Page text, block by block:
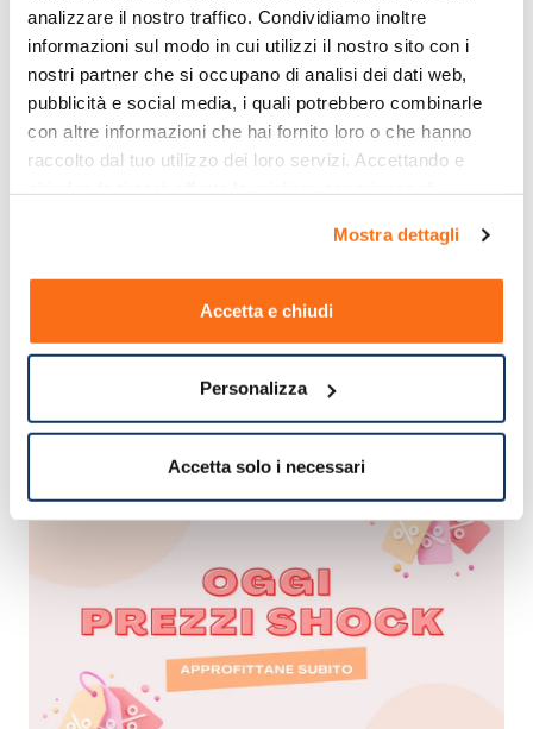
analizzare il nostro traffico. Condividiamo inoltre
informazioni sul modo in cui utilizzi il nostro sito con i
nostri partner che si occupano di analisi dei dati web,
pubblicità e social media, i quali potrebbero combinarle
con altre informazioni che hai fornito loro o che hanno
raccolto dal tuo utilizzo dei loro servizi. Accettando e
Mostra dettagli
Accetta e chiudi
Personalizza
Accetta solo i necessari